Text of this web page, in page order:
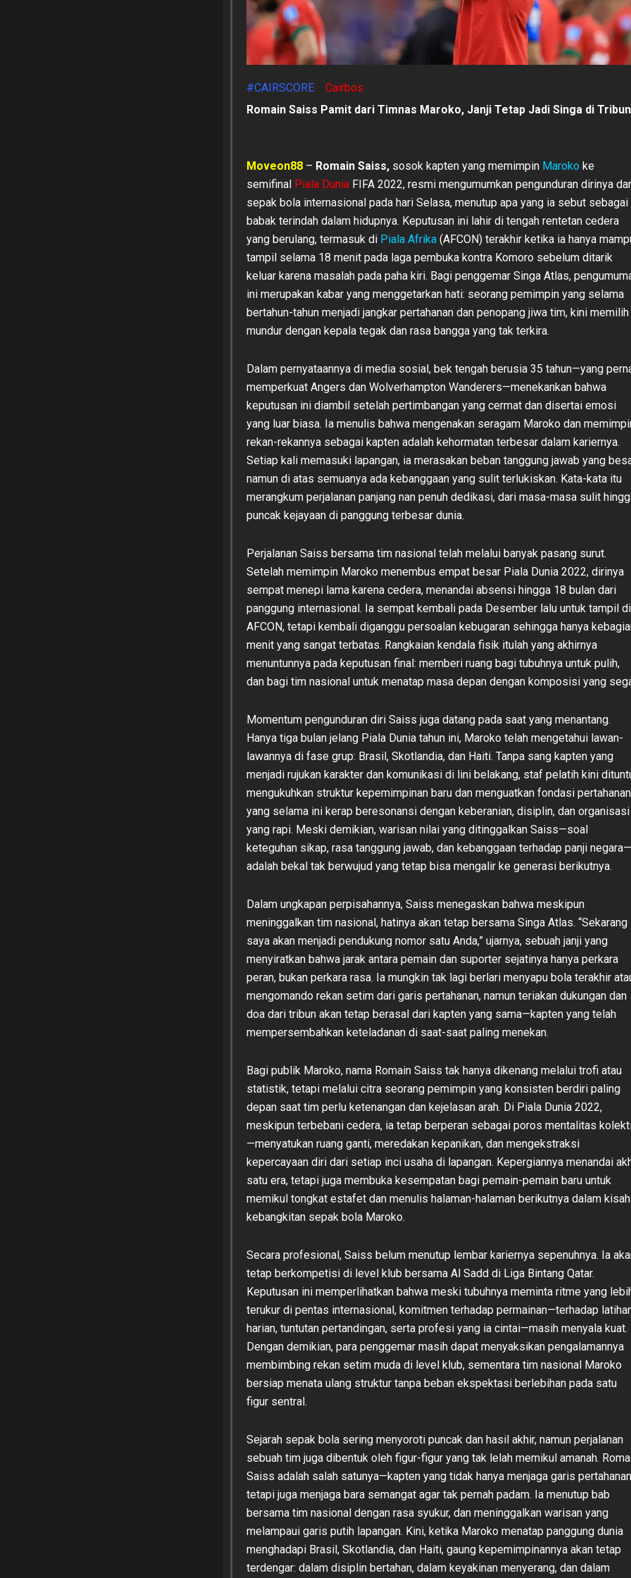
#CAIRSCORE
Cairbos
Romain Saiss Pamit dari Timnas Maroko, Janji Tetap Jadi Singa di Tribun
Moveon88 – Romain Saiss, sosok kapten yang memimpin Maroko ke
semifinal Piala Dunia FIFA 2022, resmi mengumumkan pengunduran dirinya
sepak bola internasional pada hari Selasa, menutup apa yang ia sebut sebagai
babak terindah dalam hidupnya. Keputusan ini lahir di tengah rentetan cedera
yang berulang, termasuk di Piala Afrika (AFCON) terakhir ketika ia hanya
tampil selama 18 menit pada laga pembuka kontra Komoro sebelum ditarik
keluar karena masalah pada paha kiri. Bagi penggemar Singa Atlas,
ini merupakan kabar yang menggetarkan hati: seorang pemimpin yang selama
bertahun-tahun menjadi jangkar pertahanan dan penopang jiwa tim, kini memilih
mundur dengan kepala tegak dan rasa bangga yang tak terkira.
Dalam pernyataannya di media sosial, bek tengah berusia 35 tahun—yang
memperkuat Angers dan Wolverhampton Wanderers—menekankan bahwa
keputusan ini diambil setelah pertimbangan yang cermat dan disertai emosi
yang luar biasa. Ia menulis bahwa mengenakan seragam Maroko dan
rekan-rekannya sebagai kapten adalah kehormatan terbesar dalam kariernya.
Setiap kali memasuki lapangan, ia merasakan beban tanggung jawab yang
namun di atas semuanya ada kebanggaan yang sulit terlukiskan. Kata-kata itu
merangkum perjalanan panjang nan penuh dedikasi, dari masa-masa sulit
puncak kejayaan di panggung terbesar dunia.
Perjalanan Saiss bersama tim nasional telah melalui banyak pasang surut.
Setelah memimpin Maroko menembus empat besar Piala Dunia 2022, dirinya
sempat menepi lama karena cedera, menandai absensi hingga 18 bulan dari
panggung internasional. Ia sempat kembali pada Desember lalu untuk tampil di
AFCON, tetapi kembali diganggu persoalan kebugaran sehingga hanya
menit yang sangat terbatas. Rangkaian kendala fisik itulah yang akhirnya
menuntunnya pada keputusan final: memberi ruang bagi tubuhnya untuk pulih,
dan bagi tim nasional untuk menatap masa depan dengan komposisi yang
Momentum pengunduran diri Saiss juga datang pada saat yang menantang.
Hanya tiga bulan jelang Piala Dunia tahun ini, Maroko telah mengetahui lawan-
lawannya di fase grup: Brasil, Skotlandia, dan Haiti. Tanpa sang kapten yang
menjadi rujukan karakter dan komunikasi di lini belakang, staf pelatih kini
mengukuhkan struktur kepemimpinan baru dan menguatkan fondasi pertahanan
yang selama ini kerap beresonansi dengan keberanian, disiplin, dan organisasi
yang rapi. Meski demikian, warisan nilai yang ditinggalkan Saiss—soal
keteguhan sikap, rasa tanggung jawab, dan kebanggaan terhadap panji negara—
adalah bekal tak berwujud yang tetap bisa mengalir ke generasi berikutnya.
Dalam ungkapan perpisahannya, Saiss menegaskan bahwa meskipun
meninggalkan tim nasional, hatinya akan tetap bersama Singa Atlas. “Sekarang
saya akan menjadi pendukung nomor satu Anda,” ujarnya, sebuah janji yang
menyiratkan bahwa jarak antara pemain dan suporter sejatinya hanya perkara
peran, bukan perkara rasa. Ia mungkin tak lagi berlari menyapu bola terakhir
mengomando rekan setim dari garis pertahanan, namun teriakan dukungan dan
doa dari tribun akan tetap berasal dari kapten yang sama—kapten yang telah
mempersembahkan keteladanan di saat-saat paling menekan.
Bagi publik Maroko, nama Romain Saiss tak hanya dikenang melalui trofi atau
statistik, tetapi melalui citra seorang pemimpin yang konsisten berdiri paling
depan saat tim perlu ketenangan dan kejelasan arah. Di Piala Dunia 2022,
meskipun terbebani cedera, ia tetap berperan sebagai poros mentalitas
—menyatukan ruang ganti, meredakan kepanikan, dan mengekstraksi
kepercayaan diri dari setiap inci usaha di lapangan. Kepergiannya menandai
satu era, tetapi juga membuka kesempatan bagi pemain-pemain baru untuk
memikul tongkat estafet dan menulis halaman-halaman berikutnya dalam kisah
kebangkitan sepak bola Maroko.
Secara profesional, Saiss belum menutup lembar kariernya sepenuhnya. Ia
tetap berkompetisi di level klub bersama Al Sadd di Liga Bintang Qatar.
Keputusan ini memperlihatkan bahwa meski tubuhnya meminta ritme yang
terukur di pentas internasional, komitmen terhadap permainan—terhadap
harian, tuntutan pertandingan, serta profesi yang ia cintai—masih menyala kuat.
Dengan demikian, para penggemar masih dapat menyaksikan pengalamannya
membimbing rekan setim muda di level klub, sementara tim nasional Maroko
bersiap menata ulang struktur tanpa beban ekspektasi berlebihan pada satu
figur sentral.
Sejarah sepak bola sering menyoroti puncak dan hasil akhir, namun perjalanan
sebuah tim juga dibentuk oleh figur-figur yang tak lelah memikul amanah.
Saiss adalah salah satunya—kapten yang tidak hanya menjaga garis
tetapi juga menjaga bara semangat agar tak pernah padam. Ia menutup bab
bersama tim nasional dengan rasa syukur, dan meninggalkan warisan yang
melampaui garis putih lapangan. Kini, ketika Maroko menatap panggung dunia
menghadapi Brasil, Skotlandia, dan Haiti, gaung kepemimpinannya akan tetap
terdengar: dalam disiplin bertahan, dalam keyakinan menyerang, dan dalam